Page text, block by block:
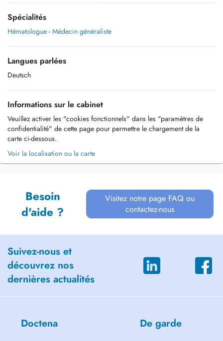
Spécialités
Hématologue - Médecin généraliste
Langues parlées
Deutsch
Informations sur le cabinet
Veuillez activer les "cookies fonctionnels" dans les "paramètres de
confidentialité" de cette page pour permettre le chargement de la
carte ci-dessous.
Voir la localisation ou la carte
Besoin
d'aide ?
Visitez notre page FAQ ou
contactez-nous
Suivez-nous et
découvrez nos
dernières actualités
Doctena De garde